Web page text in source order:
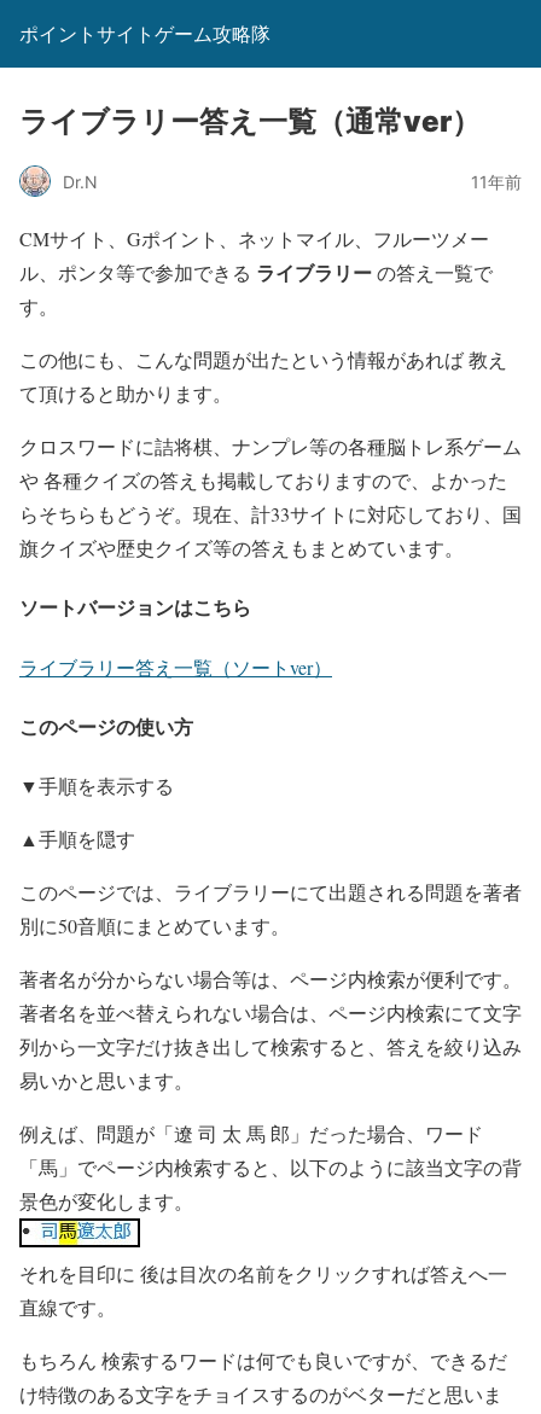
ポイントサイトゲーム攻略隊
ライブラリー答え一覧（通常ver）
Dr.N 11年前
CMサイト、Gポイント、ネットマイル、フルーツメー
ル、ポンタ等で参加できる ライブラリーの答え一覧で
す。
この他にも、こんな問題が出たという情報があれば 教え
て頂けると助かります。
クロスワードに詰将棋、ナンプレ等の各種脳トレ系ゲーム
や 各種クイズの答えも掲載しておりますので、よかった
らそちらもどうぞ。現在、計33サイトに対応しており、国
旗クイズや歴史クイズ等の答えもまとめています。
ソートバージョンはこちら
ライブラリー答え一覧（ソートver）
このページの使い方
▼手順を表示する
▲手順を隠す
このページでは、ライブラリーにて出題される問題を著者
別に50音順にまとめています。
著者名が分からない場合等は、ページ内検索が便利です。
著者名を並べ替えられない場合は、ページ内検索にて文字
列から一文字だけ抜き出して検索すると、答えを絞り込み
易いかと思います。
例えば、問題が「遼 司 太 馬 郎」だった場合、ワード
「馬」でページ内検索すると、以下のように該当文字の背
景色が変化します。
それを目印に 後は目次の名前をクリックすれば答えへ一
直線です。
もちろん 検索するワードは何でも良いですが、できるだ
け特徴のある文字をチョイスするのがベターだと思いま